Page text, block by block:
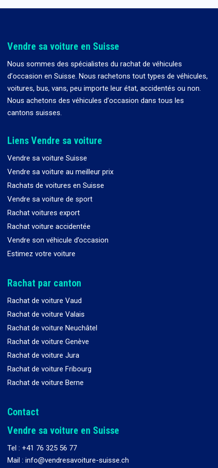
Vendre sa voiture en Suisse
Nous sommes des spécialistes du rachat de véhicules
d’occasion en Suisse. Nous rachetons tout types de véhicules,
voitures, bus, vans, peu importe leur état, accidentés ou non.
Nous achetons des véhicules d’occasion dans tous les
cantons suisses.
Liens Vendre sa voiture
Vendre sa voiture Suisse
Vendre sa voiture au meilleur prix
Rachats de voitures en Suisse
Vendre sa voiture de sport
Rachat voitures export
Rachat voiture accidentée
Vendre son véhicule d’occasion
Estimez votre voiture
Rachat par canton
Rachat de voiture Vaud
Rachat de voiture Valais
Rachat de voiture Neuchâtel
Rachat de voiture Genève
Rachat de voiture Jura
Rachat de voiture Fribourg
Rachat de voiture Berne
Contact
Vendre sa voiture en Suisse
Tel : +41 76 325 56 77
Mail : info@vendresavoiture-suisse.ch